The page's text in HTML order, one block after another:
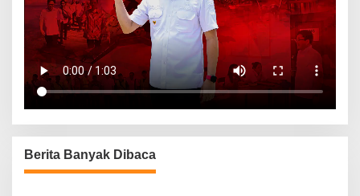
Berita Banyak Dibaca